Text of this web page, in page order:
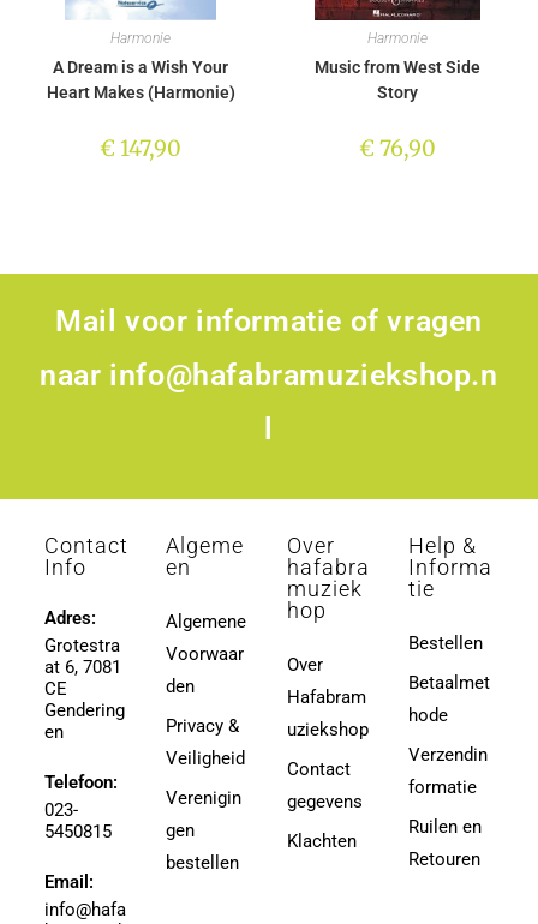
Harmonie
A Dream is a Wish Your
Heart Makes (Harmonie)
€147,90
Harmonie
Music from West Side
Story
€76,90
Mail voor informatie of vragen
naar info@hafabramuziekshop.n
Contact
Info
Adres:
Grotestra
at 6, 7081
CE
Gendering
en
Telefoon:
023-
5450815
Email:
info@hafa
Algeme
en
Algemene
Voorwaar
den
Privacy &
Veiligheid
Verenigin
gen
bestellen
Over
hafabra
muziek
hop
Over
Hafabram
uziekshop
Contact
gegevens
Klachten
Help &
Informa
tie
Bestellen
Betaalmet
hode
Verzendin
formatie
Ruilen en
Retouren